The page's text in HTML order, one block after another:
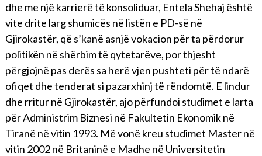
dhe me një karrierë të konsoliduar, Entela Shehaj është
vite drite larg shumicës në listën e PD-së në
Gjirokastër, që s’kanë asnjë vokacion për ta përdorur
politikën në shërbim të qytetarëve, por thjesht
përgjojnë pas derës sa herë vjen pushteti për të ndarë
ofiqet dhe tenderat si pazarxhinj të rëndomtë. E lindur
dhe rritur në Gjirokastër, ajo përfundoi studimet e larta
për Administrim Biznesi në Fakultetin Ekonomik në
Tiranë në vitin 1993. Më vonë kreu studimet Master në
vitin 2002 në Britaninë e Madhe në Universitetin